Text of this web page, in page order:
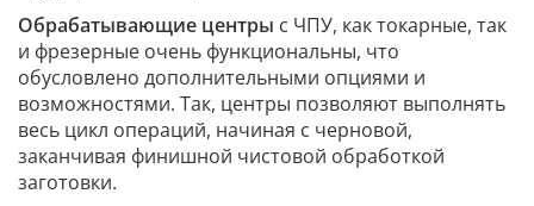
Обрабатывающие центры с ЧПУ, как токарные, так
и фрезерные очень функциональны, что
обусловлено дополнительными опциями и
возможностями. Так, центры позволяют выполнять
весь цикл операций, начиная с черновой,
заканчивая финишной чистовой обработкой
заготовки.